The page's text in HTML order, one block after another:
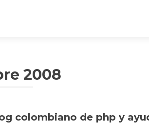
2008
colombiano de php y